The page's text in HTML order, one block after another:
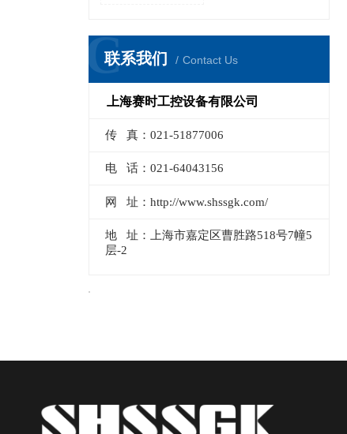
联系我们 Contact Us
C
上海赛时工控设备有限公司
传 真：021-51877006
电 话：021-64043156
网 址：http://www.shssgk.com/
地 址：上海市嘉定区曹胜路518号7幢5
层-2